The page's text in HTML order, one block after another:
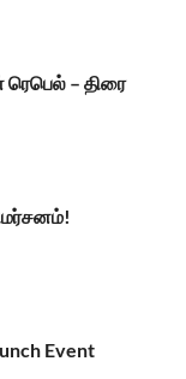
ரெபெல் – திரை
Event